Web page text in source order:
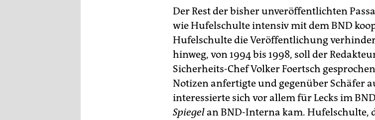
Der Rest der bisher unveröffentlichten
wie Hufelschulte intensiv mit dem BND
Hufelschulte die Veröffentlichung
hinweg, von 1994 bis 1998, soll der
Sicherheits-Chef Volker Foertsch
Notizen anfertigte und gegenüber Schäfer
interessierte sich vor allem für Lecks im
Spiegelan BND-Interna kam. Hufelschulte,